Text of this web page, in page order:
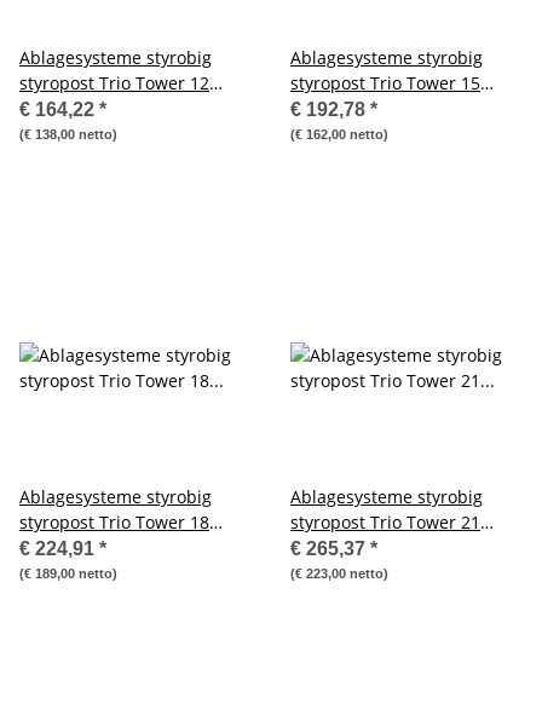
Ablagesysteme styrobig
styropost Trio Tower 12
Fächer Ablagebox
Ablagefach
€ 164,22 *
(€ 138,00 netto)
Ablagesysteme styrobig
styropost Trio Tower 15
Fächer Ablagebox
Ablagefach
€ 192,78 *
(€ 162,00 netto)
Ablagesysteme styrobig
styropost Trio Tower 18
Fächer Ablagebox
Ablagefach
€ 224,91 *
(€ 189,00 netto)
Ablagesysteme styrobig
styropost Trio Tower 21
Fächer Ablagebox
Ablagefach
€ 265,37 *
(€ 223,00 netto)